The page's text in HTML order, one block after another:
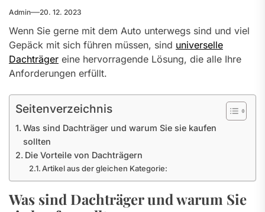
Admin 20. 12. 2023
Wenn Sie gerne mit dem Auto unterwegs sind und viel
Gepäck mit sich führen müssen, sind universelle
Dachträger eine hervorragende Lösung, die alle Ihre
Anforderungen erfüllt.
Seitenverzeichnis
Was sind Dachträger und warum Sie sie kaufen
sollten
Die Vorteile von Dachträgern
Artikel aus der gleichen Kategorie:
Was sind Dachträger und warum Sie